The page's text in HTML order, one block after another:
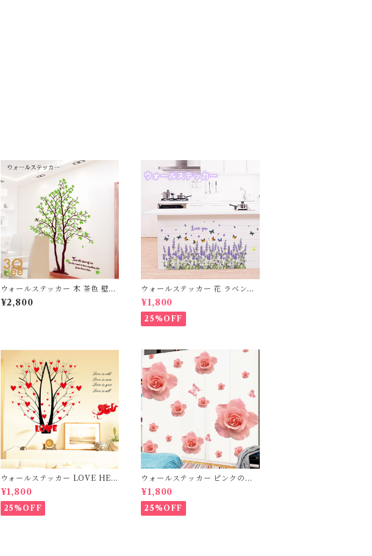
ウォールステッカー 木 茶色 壁紙
シール 賃貸OK はがせる 剥がせ
る DIY 模様替え インテリア バ
¥2,800
ウォールステッカー 花 ラベンダ
ー 壁紙 シール 賃貸OK はがせる
剥がせる DIY 模様替え インテリ
ア ラヴェンダー 蝶々 ちょうちょ
バタフライ 花びら フラワー 宅配
¥1,800
25%OFF
ウォールステッカー LOVE HEA
RT 貼って剥がせるシール バレン
タインデー 送料無料
¥1,800
25%OFF
ウォールステッカー ピンクのバ
ラの花 壁紙 シール 賃貸OK はが
せる 剥がせる DIY 模様替え イ
ンテリア ばら 薔薇 ローズ ピンク
ローズ 蝶々 ちょうちょ バタフラ
¥1,800
25%OFF